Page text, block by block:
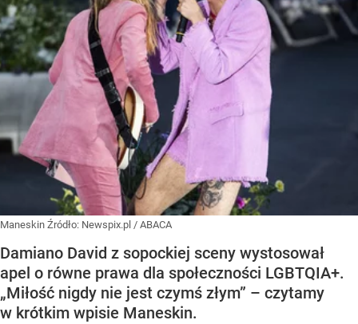
Maneskin Źródło: Newspix.pl / ABACA
Damiano David z sopockiej sceny wystosował
apel o równe prawa dla społeczności LGBTQIA+.
„Miłość nigdy nie jest czymś złym” – czytamy
w krótkim wpisie Maneskin.